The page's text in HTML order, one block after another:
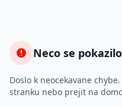
Neco se pokazilo
Doslo k neocekavane
stranku nebo prejit na